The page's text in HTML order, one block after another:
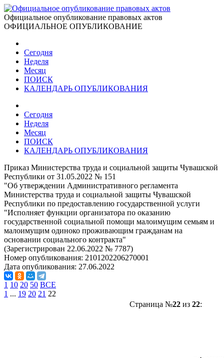
Официальное опубликование правовых актов
ОФИЦИАЛЬНОЕ ОПУБЛИКОВАНИЕ
Сегодня
Неделя
Месяц
ПОИСК
КАЛЕНДАРЬ ОПУБЛИКОВАНИЯ
Сегодня
Неделя
Месяц
ПОИСК
КАЛЕНДАРЬ ОПУБЛИКОВАНИЯ
Приказ Министерства труда и социальной защиты Чувашской
Республики от 31.05.2022 № 151
"Об утверждении Административного регламента
Министерства труда и социальной защиты Чувашской
Республики по предоставлению государственной услуги
"Исполняет функции организатора по оказанию
государственной социальной помощи малоимущим семьям и
малоимущим одиноко проживающим гражданам на
основании социального контракта"
(Зарегистрирован 22.06.2022 № 7787)
Номер опубликования: 2101202206270001
Дата опубликования: 27.06.2022
1 10 20 50 ВСЕ
1 ... 19 20 21 22
Страница №22из 22: